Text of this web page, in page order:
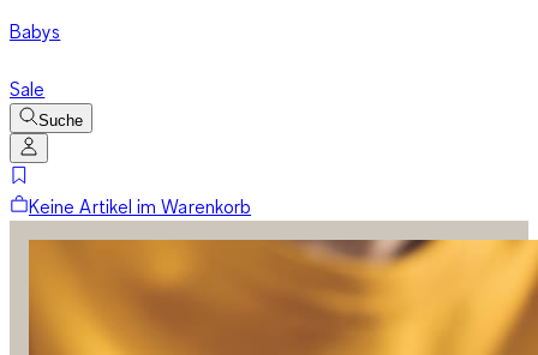
Babys
Sale
Suche
Keine Artikel im Warenkorb